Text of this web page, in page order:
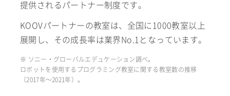
提供されるパートナー制度です。
KOOVパートナーの教室は、全国に1000教室以上
展開し、その成長率は業界No.1となっています。
※ ソニー・グローバルエデュケーション調べ。
ロボットを使用するプログラミング教室に関する教室数の推移
（2017年〜2021年）。